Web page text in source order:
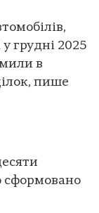
грудні 2025
в
пише
сформовано